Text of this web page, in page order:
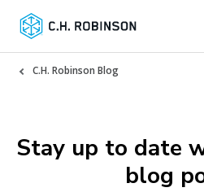
C.H. Robinson Blog
Stay up to date
blog